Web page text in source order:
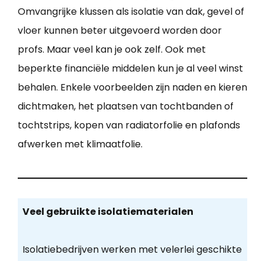
Omvangrijke klussen als isolatie van dak, gevel of
vloer kunnen beter uitgevoerd worden door
profs. Maar veel kan je ook zelf. Ook met
beperkte financiële middelen kun je al veel winst
behalen. Enkele voorbeelden zijn naden en kieren
dichtmaken, het plaatsen van tochtbanden of
tochtstrips, kopen van radiatorfolie en plafonds
afwerken met klimaatfolie.
Veel gebruikte isolatiematerialen
Isolatiebedrijven werken met velerlei geschikte